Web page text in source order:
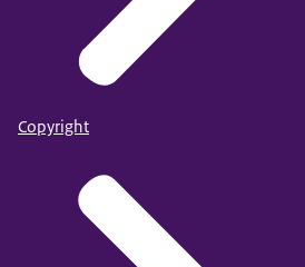
Copyright